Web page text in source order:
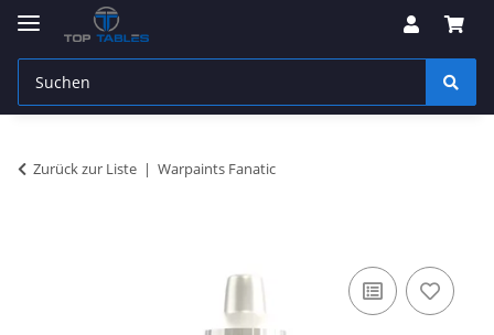
Zurück zur Liste Warpaints Fanatic